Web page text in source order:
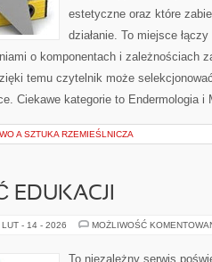
estetyczne oraz które
działanie. To miejsce
o komponentach i zależnościach
temu czytelnik może
Ciekawe kategorie to Endermologia
A SZTUKA RZEMIEŚLNICZA
EDUKACJI
LUT - 14 - 2026 MOŻLIWOŚĆ
To niezależny serwis